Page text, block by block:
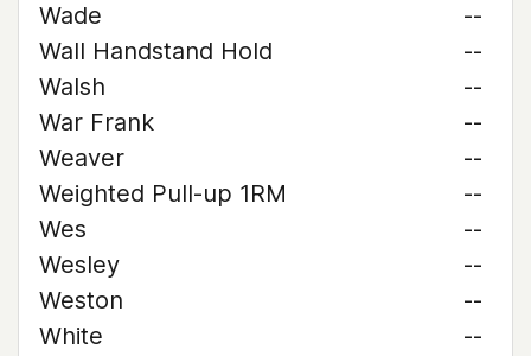
Wade
--
Wall Handstand Hold
--
Walsh
--
War Frank
--
Weaver
--
Weighted Pull-up 1RM
--
Wes
--
Wesley
--
Weston
--
White
--